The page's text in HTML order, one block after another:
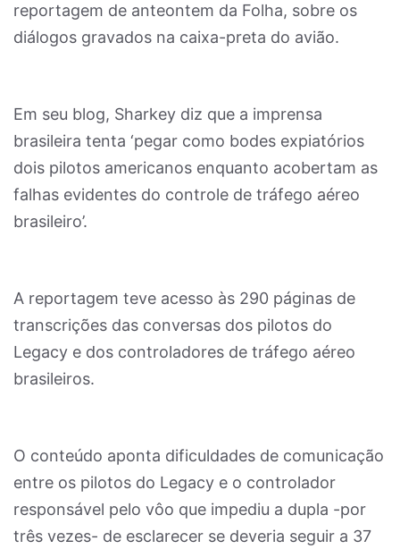
reportagem de anteontem da Folha, sobre os
diálogos gravados na caixa-preta do avião.
Em seu blog, Sharkey diz que a imprensa
brasileira tenta ‘pegar como bodes expiatórios
dois pilotos americanos enquanto acobertam as
falhas evidentes do controle de tráfego aéreo
brasileiro’.
A reportagem teve acesso às 290 páginas de
transcrições das conversas dos pilotos do
Legacy e dos controladores de tráfego aéreo
brasileiros.
O conteúdo aponta dificuldades de comunicação
entre os pilotos do Legacy e o controlador
responsável pelo vôo que impediu a dupla -por
três vezes- de esclarecer se deveria seguir a 37